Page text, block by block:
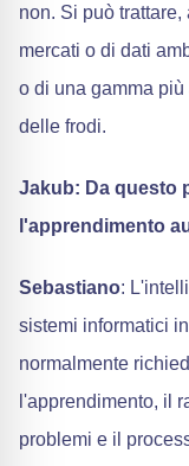
non. Si può
mercati o di dati
o di una gamma
delle frodi.
Jakub: Da questo
l'apprendimento
Sebastiano:
sistemi informatici
normalmente
l'apprendimento, il
problemi e il